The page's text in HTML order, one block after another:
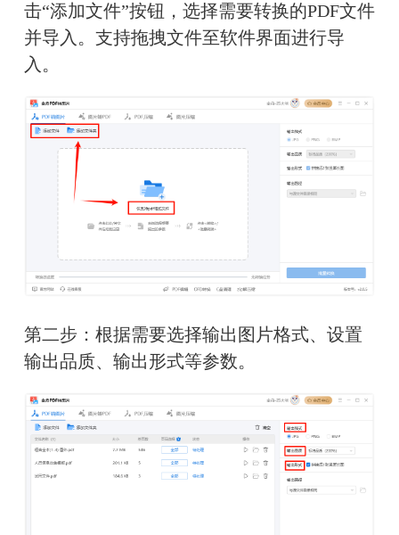
击“添加文件”按钮，选择需要转换的PDF文件
并导入。支持拖拽文件至软件界面进行导
入。
第二步：根据需要选择输出图片格式、设置
输出品质、输出形式等参数。